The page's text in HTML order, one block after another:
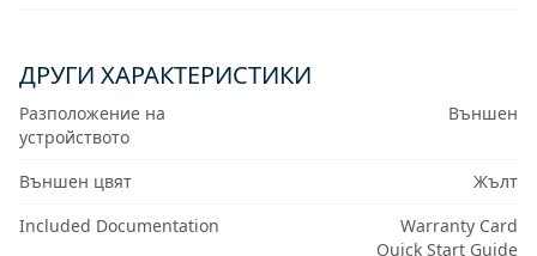
ДРУГИ ХАРАКТЕРИСТИКИ
Разположение на
устройството
Външен
Външен цвят
Жълт
Included Documentation
Warranty Card
Quick Start Guide